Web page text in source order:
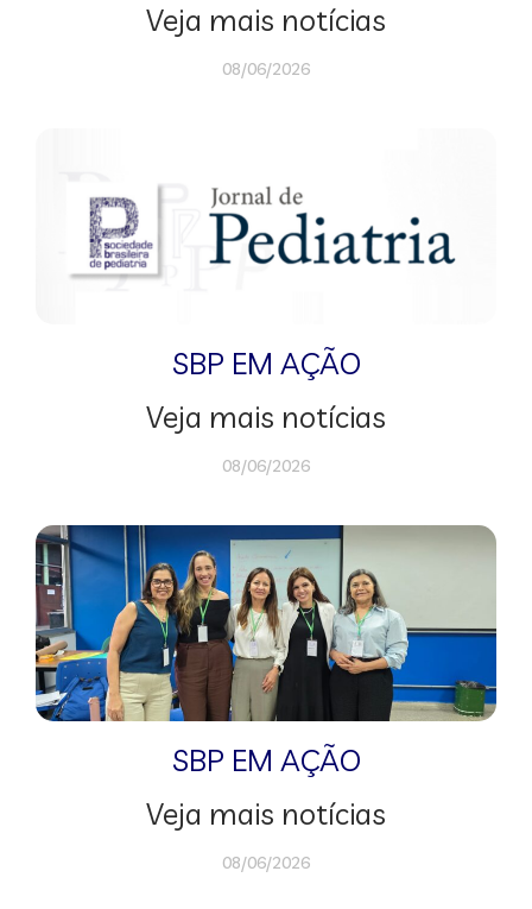
Veja mais notícias
08/06/2026
SBP EM AÇÃO
Veja mais notícias
08/06/2026
SBP EM AÇÃO
Veja mais notícias
08/06/2026